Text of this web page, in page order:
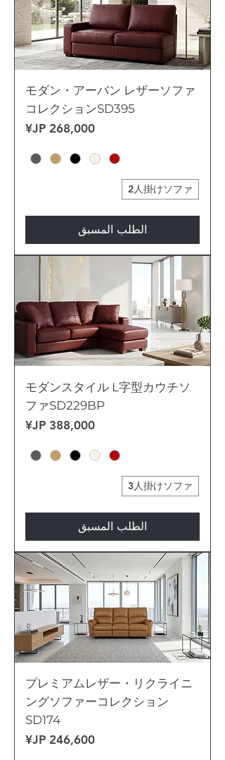
モダン・アーバン レザーソファ
コレクションSD395
السعر
2人掛けソファ
الطلب المسبق
モダンスタイル L字型カウチソ
ファSD229BP
السعر
3人掛けソファ
الطلب المسبق
プレミアムレザー・リクライニ
ングソファーコレクション
SD174
السعر